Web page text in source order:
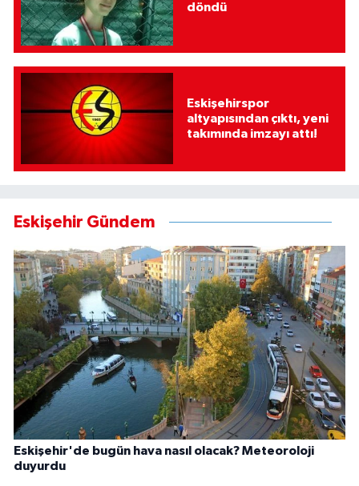
döndü
Eskişehirspor
altyapısından çıktı, yeni
takımında imzayı attı!
Eskişehir Gündem
Eskişehir'de bugün hava nasıl olacak? Meteoroloji
duyurdu